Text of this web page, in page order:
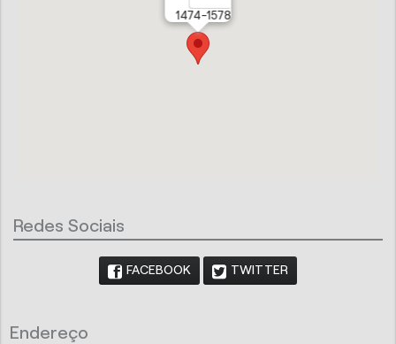
1474-1578
Redes Sociais
FACEBOOK TWITTER
Endereço